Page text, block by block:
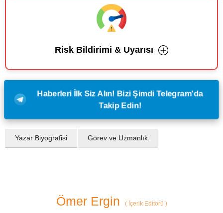
Risk Bildirimi & Uyarısı
Haberleri İlk Siz Alın! Bizi Şimdi Telegram'da
Takip Edin!
Yazar Biyografisi Görev ve Uzmanlık
Ömer Ergin (İçerik Editörü )